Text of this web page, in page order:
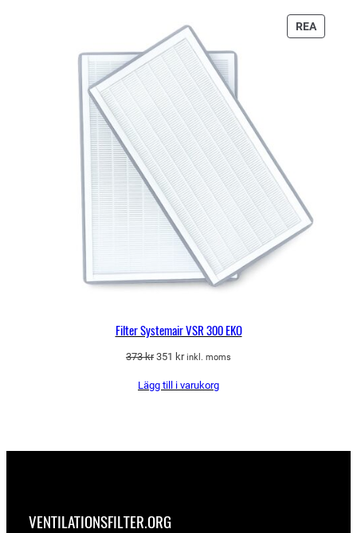
444 kr.419 kr.
REA
PÅ
Filter Systemair VSR 300 EKO
373kr Det
priset
351 krDet
priset
inkl. moms
Lägg till i varukorg
VENTILATIONSFILTER­.ORG